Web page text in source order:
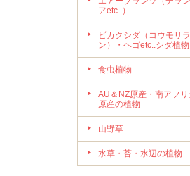
アetc..）
ビカクシダ（コウモリラ
ン）・ヘゴetc..シダ植物
食虫植物
AU＆NZ原産・南アフリ
原産の植物
山野草
水草・苔・水辺の植物